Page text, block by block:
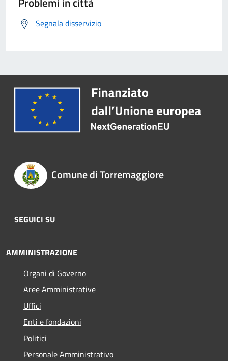
Segnala disservizio
Comune di Torremaggiore
SEGUICI SU
AMMINISTRAZIONE
Organi di Governo
Aree Amministrative
Uffici
Enti e fondazioni
Politici
Personale Amministrativo